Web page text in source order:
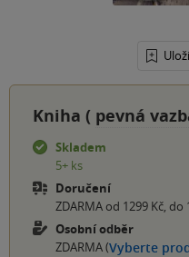
Kniha ( pevná
Skladem
5+ ks
Doručení
ZDARMA od 1299 Kč,
Osobní odběr
ZDARMA (Vyberte